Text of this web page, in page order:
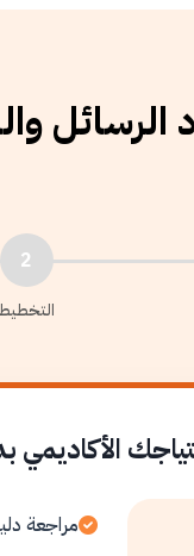
الرسائل
2
التخطيط
الأكاديمي
مراجعة